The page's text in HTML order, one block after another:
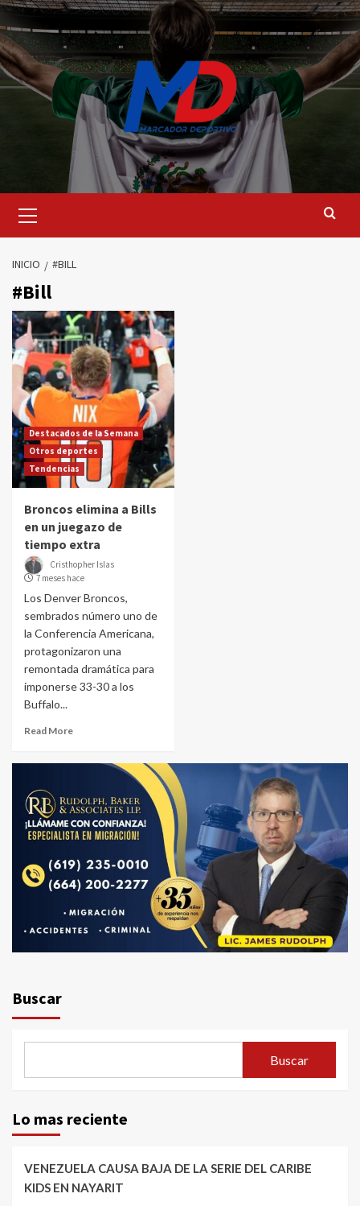
Saltar
al
contenido
principal
INICIO #BILL
#Bill
Destacados de la Semana
Otros deportes
Tendencias
Broncos elimina a Bills
en un juegazo de
tiempo extra
Cristhopher Islas
7 meses hace
Los Denver Broncos,
sembrados número uno de
la Conferencia Americana,
protagonizaron una
remontada dramática para
imponerse 33-30 a los
Buffalo...
Read More
Buscar
Buscar
Lo mas reciente
VENEZUELA CAUSA BAJA DE LA SERIE DEL CARIBE
KIDS EN NAYARIT